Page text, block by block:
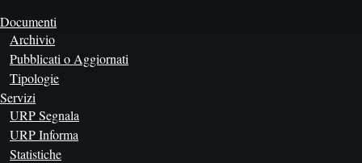
Documenti
Archivio
Pubblicati o Aggiornati
Tipologie
Servizi
URP Segnala
URP Informa
Statistiche